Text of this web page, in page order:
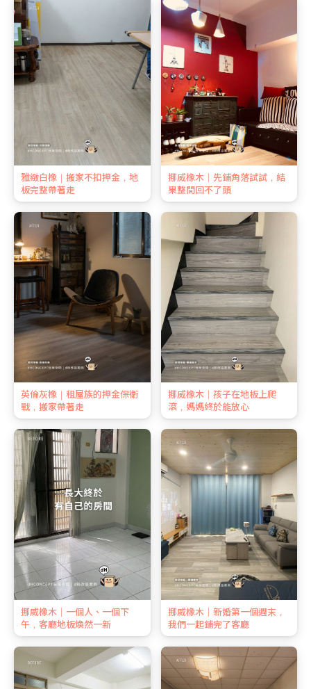
雅緻白橡｜搬家不扣押金，地
板完整帶著走
挪威橡木｜先鋪角落試試，結
果整間回不了頭
英倫灰橡｜租屋族的押金保衛
戰，搬家帶著走
挪威橡木｜孩子在地板上爬
滾，媽媽終於能放心
挪威橡木｜一個人、一個下
午，客廳地板煥然一新
挪威橡木｜新婚第一個週末，
我們一起鋪完了客廳